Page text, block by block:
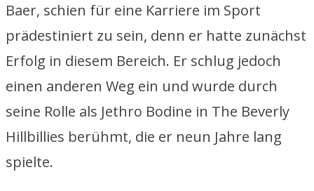
Baer, schien für eine Karriere im Sport
prädestiniert zu sein, denn er hatte zunächst
Erfolg in diesem Bereich. Er schlug jedoch
einen anderen Weg ein und wurde durch
seine Rolle als Jethro Bodine in The Beverly
Hillbillies berühmt, die er neun Jahre lang
spielte.